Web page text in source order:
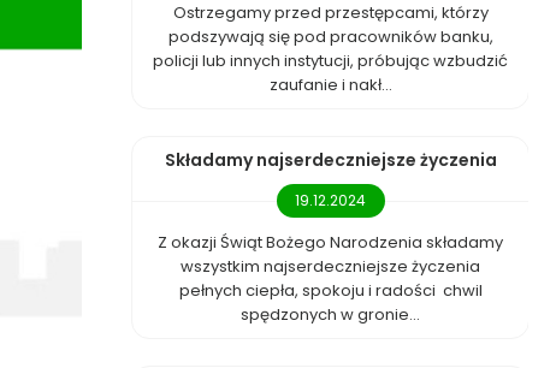
Ostrzegamy przed przestępcami, którzy
podszywają się pod pracowników banku,
policji lub innych instytucji, próbując wzbudzić
zaufanie i nakł...
Składamy najserdeczniejsze życzenia
19.12.2024
Z okazji Świąt Bożego Narodzenia składamy
wszystkim najserdeczniejsze życzenia
pełnych ciepła, spokoju i radości chwil
spędzonych w gronie...